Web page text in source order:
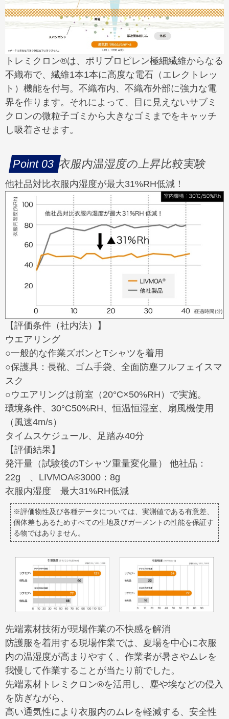
トレミクロン®は、ポリプロピレン極細繊維からなる
不織布で、繊維1本1本に高度な電石（エレクトレッ
ト）機能を付与。不織布内、不織布外部に強力な電
界を作ります。それによって、目に見えないサブミ
クロンの微粒子ゴミから大きなゴミまでをキャッチ
し吸着させます。
衣服内温湿度の上昇比較実験
他社品対比衣服内湿度が最大31%RH低減！
【評価条件（社内法）】
ウエアリング
○一般的な作業ズボンとTシャツを着用
○保護具：長靴、ゴム手袋、全面防塵フルフェイスマ
スク
○ウエアリングは前室（20°C×50%RH）で実施。
環境条件、30°C50%RH、恒温恒湿室、扇風機使用
（風速4m/s）
タイムスケジュール、足踏み40分
【評価結果】
発汗量（試験後のTシャツ重量変化量） 他社品：
22g 、LIVMOA®3000：8g
衣服内湿度 最大31%RH低減
※評価物性及び各種データについては、実測値である有意差、
個体差もあるためすべての生地及びガーメントの性能を保証す
る物ではありません。
先端素材技術が現場作業の不快感を解消
防護服を着用する現場作業では、夏場を中心に衣服
内の温湿度が高まりやすく、作業者が暑さやムレを
我慢して作業することが当たり前でした。
先端素材トレミクロン®を活用し、塵や埃などの侵入
を防ぎながら、
高い通気性により衣服内のムレを軽減する、安全性